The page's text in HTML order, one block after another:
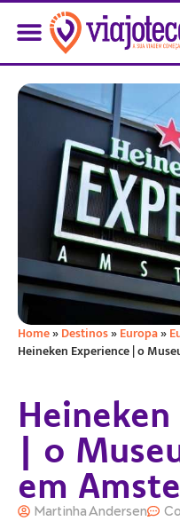
Home»Destinos»Europa»
Heineken Experience | o
| o
em
Martinha Andersen